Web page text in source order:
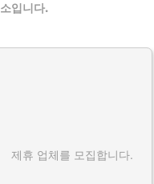
입니다.
제휴 업체를 모집합니다.